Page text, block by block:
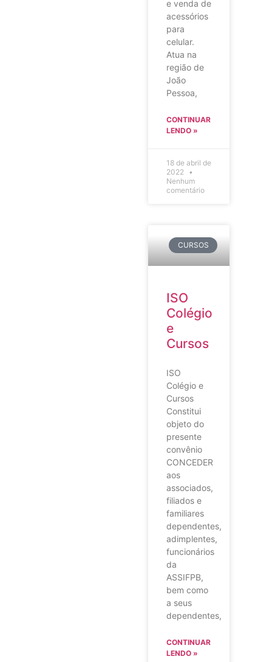
e venda de
acessórios
para
celular.
Atua na
região de
João
Pessoa,
CONTINUAR
LENDO »
18 de abril de
2022
Nenhum
comentário
CURSOS
ISO
Colégio
e
Cursos
ISO
Colégio e
Cursos
Constitui
objeto do
presente
convênio
CONCEDER
aos
associados,
filiados e
familiares
dependentes,
adimplentes,
funcionários
da
ASSIFPB,
bem como
a seus
dependentes,
CONTINUAR
LENDO »